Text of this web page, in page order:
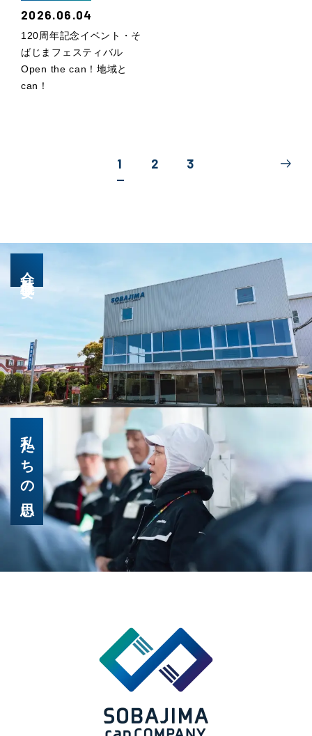
2026.06.04
120周年記念イベント・そ
ばじまフェスティバル
Open the can！地域と
can！
1 2 3
会社概要
私たちの思い